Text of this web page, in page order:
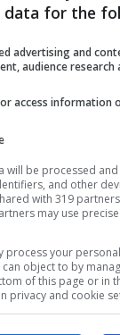
volta le
data for the
advertising and
audience research
access information
will be processed
and other
with 319
may use
process your
can object to by
of this page or in
privacy and cookie